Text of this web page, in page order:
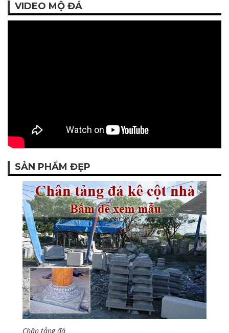
VIDEO MỘ ĐÁ
SẢN PHẨM ĐẸP
Chân tảng đá